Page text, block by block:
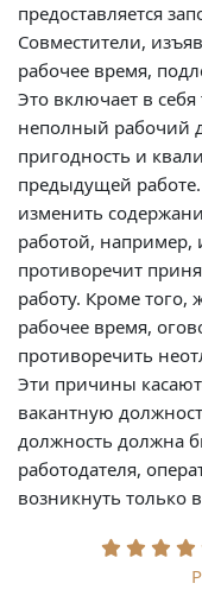
предоставляется
Совместители,
рабочее время,
Это включает в
неполный рабочий
пригодность и
предыдущей
изменить
работой, например,
противоречит
работу. Кроме
рабочее время,
противоречить
Эти причины
вакантную
должность должна
работодателя,
возникнуть только